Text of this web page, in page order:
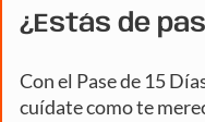
¿Estás de
Con el Pase de 15
cuídate como te